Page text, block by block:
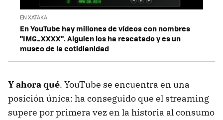
EN XATAKA
En YouTube hay millones de vídeos con nombres
"IMG_XXXX". Alguien los ha rescatado y es un
museo de la cotidianidad
Y ahora qué. YouTube se encuentra en una
posición única: ha conseguido que el streaming
supere por primera vez en la historia al consumo